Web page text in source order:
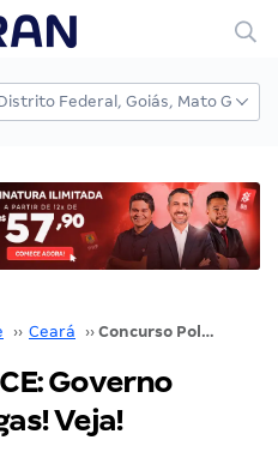
›› Ceará ›› Concurso Polícia CE: Governo anuncia 3.128 vagas! Veja!
Governo
Veja!